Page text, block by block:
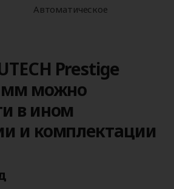
Автоматическое
Prestige
мм можно
в ином
и комплектации